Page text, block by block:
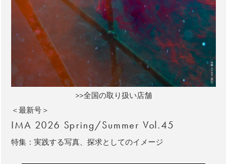
>>全国の取り扱い店舗
＜最新号＞
IMA 2026 Spring/Summer Vol.45
特集：実践する写真、探求としてのイメージ